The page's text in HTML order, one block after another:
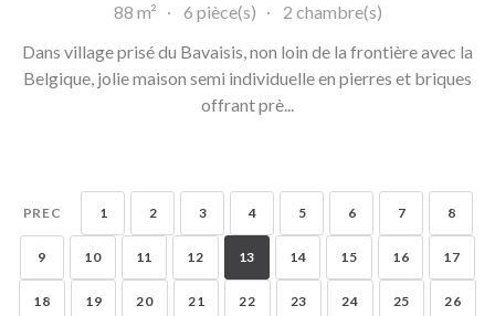
88 m² 6 pièce(s)
2 chambre(s)
Dans village prisé du Bavaisis, non loin de la frontière avec la
Belgique, jolie maison semi individuelle en pierres et briques
offrant prè...
PREC 1 2 3 4 5 6 7 8
9 10 11 12 13 14 15 16 17
18 19 20 21 22 23 24 25 26